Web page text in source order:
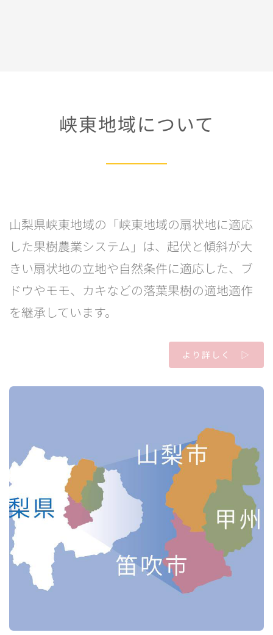
峡東地域について
山梨県峡東地域の「峡東地域の扇状地に適応
した果樹農業システム」は、起伏と傾斜が大
きい扇状地の立地や自然条件に適応した、ブ
ドウやモモ、カキなどの落葉果樹の適地適作
を継承しています。
より詳しく ▷